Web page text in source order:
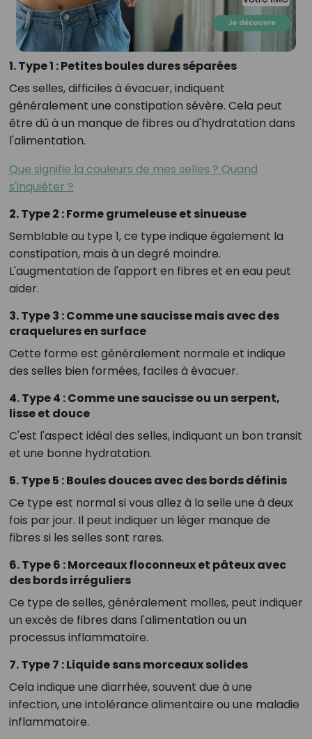
1. Type 1 : Petites boules dures séparées
Ces selles, difficiles à évacuer, indiquent
généralement une constipation sévère. Cela peut
être dû à un manque de fibres ou d'hydratation dans
l'alimentation.
Que signifie la couleurs de mes selles ? Quand
s'inquiéter ?
2. Type 2 : Forme grumeleuse et sinueuse
Semblable au type 1, ce type indique également la
constipation, mais à un degré moindre.
L'augmentation de l'apport en fibres et en eau peut
aider.
3. Type 3 : Comme une saucisse mais avec des
craquelures en surface
Cette forme est généralement normale et indique
des selles bien formées, faciles à évacuer.
4. Type 4 : Comme une saucisse ou un serpent,
lisse et douce
C'est l'aspect idéal des selles, indiquant un bon transit
et une bonne hydratation.
5. Type 5 : Boules douces avec des bords définis
Ce type est normal si vous allez à la selle une à deux
fois par jour. Il peut indiquer un léger manque de
fibres si les selles sont rares.
6. Type 6 : Morceaux floconneux et pâteux avec
des bords irréguliers
Ce type de selles, généralement molles, peut indiquer
un excès de fibres dans l'alimentation ou un
processus inflammatoire.
7. Type 7 : Liquide sans morceaux solides
Cela indique une diarrhée, souvent due à une
infection, une intolérance alimentaire ou une maladie
inflammatoire.